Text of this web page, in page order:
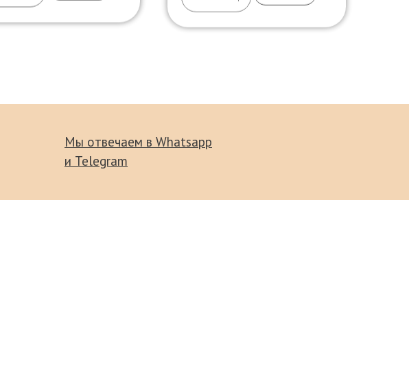
Мы отвечаем в Whatsapp
и Telegram